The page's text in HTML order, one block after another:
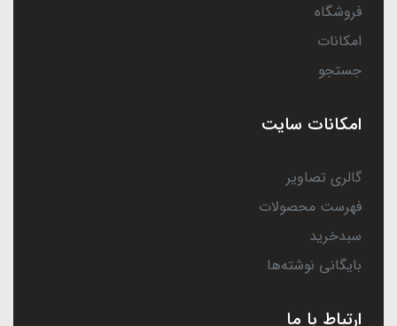
فروشگاه
امکانات
جستجو
امکانات سایت
گالری تصاویر
فهرست محصولات
سبدخرید
بایگانی نوشته‌ها
ارتباط با ما